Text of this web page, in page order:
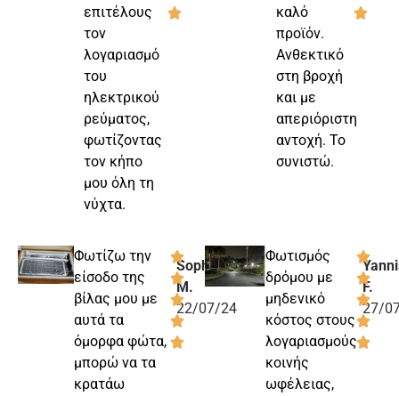
επιτέλους
τον
λογαριασμό
του
ηλεκτρικού
ρεύματος,
φωτίζοντας
τον κήπο
μου όλη τη
νύχτα.
καλό
προϊόν.
Ανθεκτικό
στη βροχή
και με
απεριόριστη
αντοχή. Το
συνιστώ.
Φωτίζω την
είσοδο της
βίλας μου με
αυτά τα
όμορφα φώτα,
μπορώ να τα
κρατάω
Sophia
M.
22/07/24
Φωτισμός
δρόμου με
μηδενικό
κόστος στους
λογαριασμούς
κοινής
ωφέλειας,
F.
27/